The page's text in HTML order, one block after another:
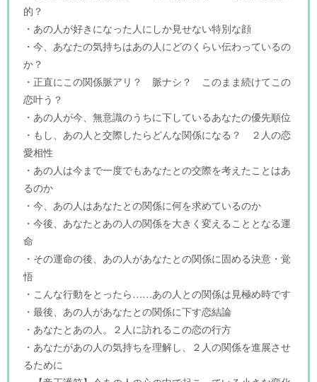
的？
・あの人が好きになった人にしか見せない特別な顔
・今、あなたの気持ちはあの人にどのくらい伝わっているの
か？
・正直にこの関係脈アリ？ 脈ナシ？ このまま続けてこの
恋叶う？
・あの人が今、無意識のうちに下しているあなたの優先順位
・もし、あの人と交際したらどんな関係になる？ ２人の恋
愛相性
・あの人は今まで一度でもあなたとの交際を考えたことはあ
るのか
・今、あの人はあなたとの関係に何を求めているのか
・今後、あなたとあの人の関係を大きく変えることとなる運
命
・その運命の後、あの人があなたとの関係に固める決意・覚
悟
・こんな行動をとったら……あの人との関係は見極め時です
・最後、あの人があなたとの関係に下す恋結論
・あなたとあの人。２人に訪れるこの恋の行方
・あなたがあの人の気持ちを理解し、２人の関係を進展させ
るために